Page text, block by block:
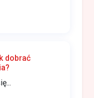
dobrać